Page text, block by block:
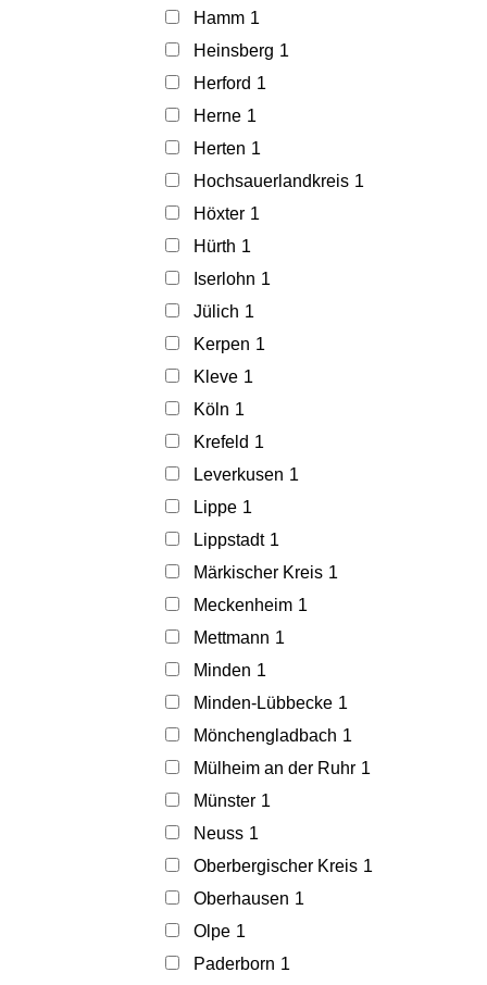
Hamm 1
Heinsberg 1
Herford 1
Herne 1
Herten 1
Hochsauerlandkreis 1
Höxter 1
Hürth 1
Iserlohn 1
Jülich 1
Kerpen 1
Kleve 1
Köln 1
Krefeld 1
Leverkusen 1
Lippe 1
Lippstadt 1
Märkischer Kreis 1
Meckenheim 1
Mettmann 1
Minden 1
Minden-Lübbecke 1
Mönchengladbach 1
Mülheim an der Ruhr 1
Münster 1
Neuss 1
Oberbergischer Kreis 1
Oberhausen 1
Olpe 1
Paderborn 1